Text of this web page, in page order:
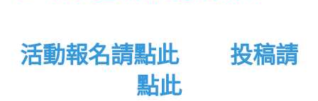
歷年傑出服務貢獻獎得獎人
活動報名請點此
投稿請
點此